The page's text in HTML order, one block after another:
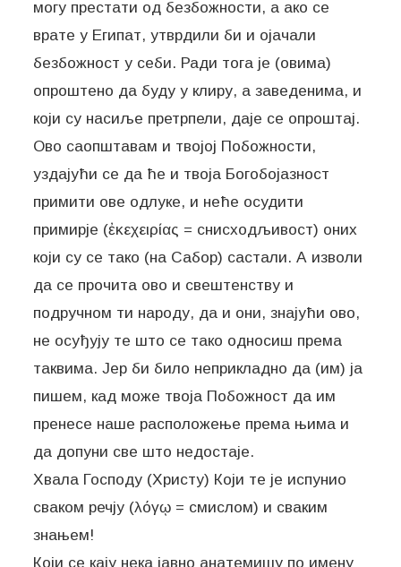
могу престати од безбожности, а ако се
врате у Египат, утврдили би и ојачали
безбожност у себи. Ради тога је (овима)
опроштено да буду у клиру, а заведенима, и
који су насиље претрпели, даје се опроштај.
Ово саопштавам и твојој Побожности,
уздајући се да ће и твоја Богобојазност
примити ове одлуке, и неће осудити
примирје (ἐκεχειρίας = снисходљивост) оних
који су се тако (на Сабор) састали. А изволи
да се прочита ово и свештенству и
подручном ти народу, да и они, знајући ово,
не осуђују те што се тако односиш према
таквима. Јер би било неприкладно да (им) ја
пишем, кад може твоја Побожност да им
пренесе наше расположење према њима и
да допуни све што недостаје.
Хвала Господу (Христу) Који те је испунио
сваком речју (λόγῳ = смислом) и сваким
знањем!
Који се кају нека јавно анатемишу по имену